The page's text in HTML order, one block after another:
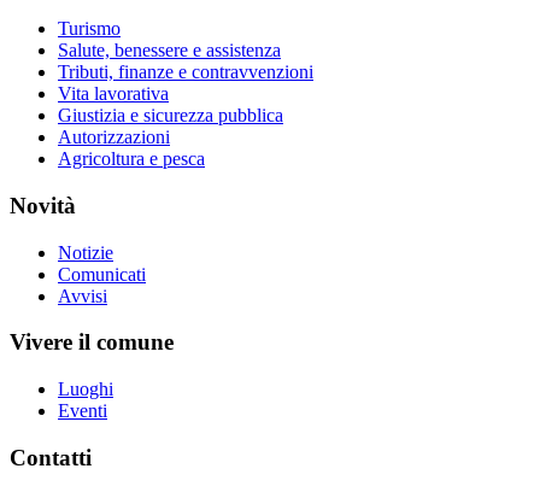
Turismo
Salute, benessere e assistenza
Tributi, finanze e contravvenzioni
Vita lavorativa
Giustizia e sicurezza pubblica
Autorizzazioni
Agricoltura e pesca
Novità
Notizie
Comunicati
Avvisi
Vivere il comune
Luoghi
Eventi
Contatti